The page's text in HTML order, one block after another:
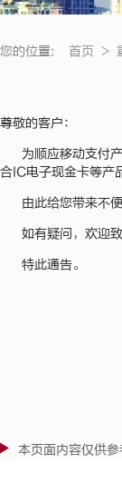
您的位置: 首页 >
尊敬的客户：
为顺应移动支付产
合IC电子现金卡等
由此给您带来不便
如有疑问，欢迎致
特此通告。
本页面内容仅供